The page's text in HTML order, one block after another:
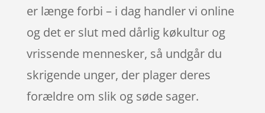
er længe forbi – i dag handler vi online
og det er slut med dårlig køkultur og
vrissende mennesker, så undgår du
skrigende unger, der plager deres
forældre om slik og søde sager.